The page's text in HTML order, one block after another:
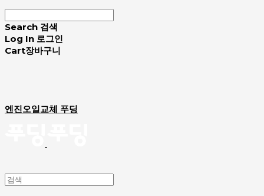
Search 검색
Log In 로그인
Cart장바구니
엔진오일교체 푸딩